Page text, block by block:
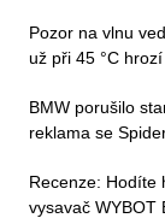
Pozor na vlnu
už při 45 °C
BMW porušilo
reklama se
Recenze: Hodíte
vysavač WYBOT